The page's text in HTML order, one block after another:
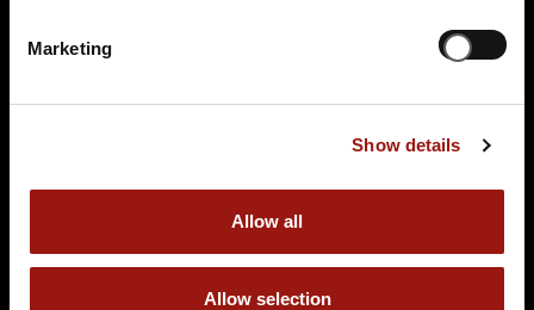
Marketing
Show details
Allow all
Allow selection